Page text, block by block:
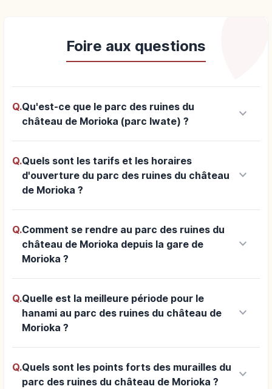
Foire aux questions
Q.Qu'est-ce que le parc des ruines du
château de Morioka (parc Iwate) ?
keyboard_arrow_down
Q.Quels sont les tarifs et les horaires
d'ouverture du parc des ruines du château
de Morioka ?
keyboard_arrow_down
Q.Comment se rendre au parc des ruines du
château de Morioka depuis la gare de
Morioka ?
keyboard_arrow_down
Q.Quelle est la meilleure période pour le
hanami au parc des ruines du château de
Morioka ?
keyboard_arrow_down
Q.Quels sont les points forts des murailles du
parc des ruines du château de Morioka ?
keyboard_arrow_down